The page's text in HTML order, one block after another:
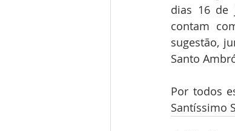
dias 16 de
contam
sugestão,
Santo
Por todos
Santíssimo